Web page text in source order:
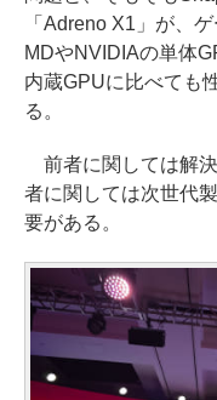
「Adreno X1」が、
MDやNVIDIAの単体
内蔵GPUに比べても
る。
前者に関しては解
者に関しては次世代
要がある。